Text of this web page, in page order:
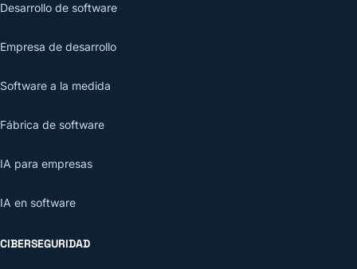
Desarrollo de software
Empresa de desarrollo
Software a la medida
Fábrica de software
IA para empresas
IA en software
CIBERSEGURIDAD